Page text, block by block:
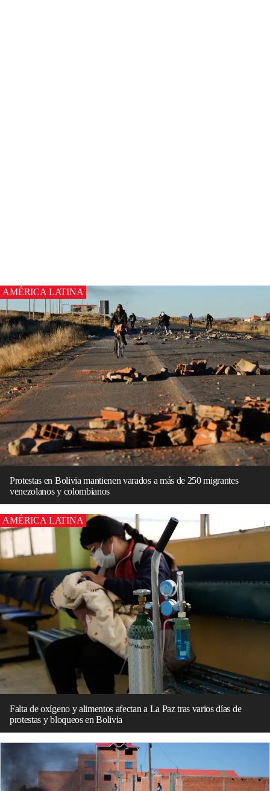
AMÉRICA LATINA
Protestas en Bolivia mantienen varados a más de 250 migrantes
venezolanos y colombianos
AMÉRICA LATINA
Falta de oxígeno y alimentos afectan a La Paz tras varios días de
protestas y bloqueos en Bolivia